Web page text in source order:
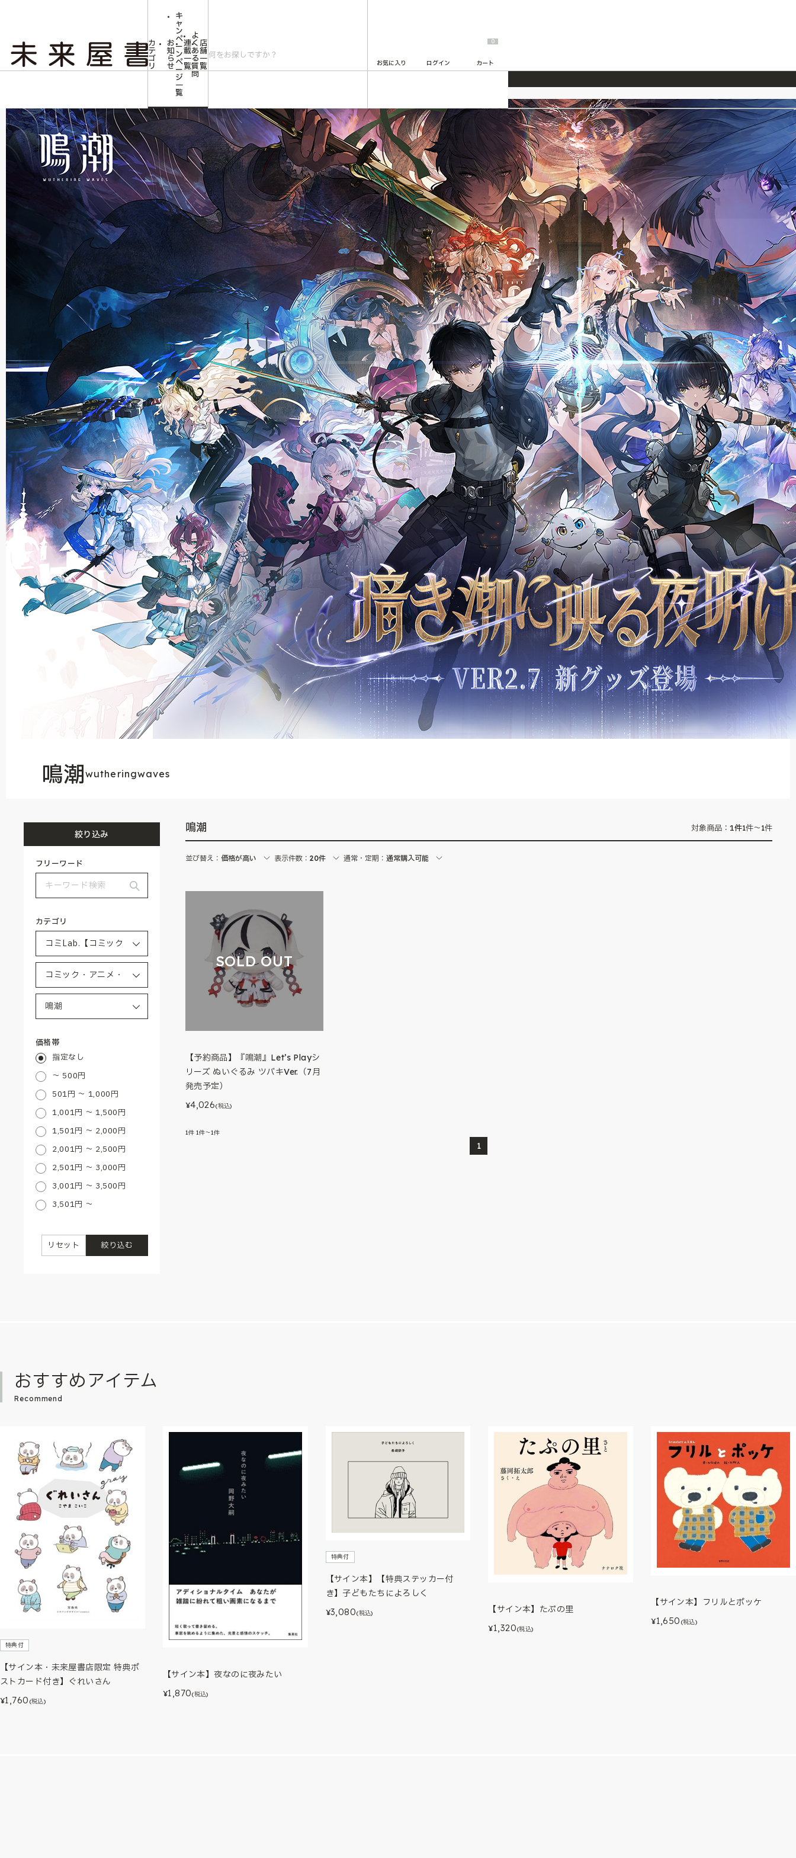
2026/7/23 『ONE PIECE magazine 021 ONE PIECEカード付き同梱版』発売延期のご案内
カ
テ
ゴ
リ
お
知
ら
せ
キ
ャ
ン
ペ
ー
ン
ペ
ー
ジ
一
覧
連
載
一
覧
よ
く
あ
る
質
問
店
舗
一
覧
お気に入り ログイン
0
カート
コミック・アニメ・ゲーム雑貨
鳴潮wutheringwaves
絞り込み
フリーワード
カテゴリ
価格帯
指定なし
～ 500円
501円 ～ 1,000円
1,001円 ～ 1,500円
1,501円 ～ 2,000円
2,001円 ～ 2,500円
2,501円 ～ 3,000円
3,001円 ～ 3,500円
3,501円 ～
絞り込む
リセット
鳴潮 対象商品： 1件1件～1件
並び替え： 価格が高い 表示件数： 20件 通常・定期： 通常購入可能
SOLD OUT
【予約商品】『鳴潮』Let’s Playシ
リーズ ぬいぐるみ ツバキVer.（7月
発売予定）
¥4,026(税込)
1件 1件～1件
1
おすすめアイテム
Recommend
特典付
【サイン本・未来屋書店限定 特典ポ
ストカード付き】ぐれいさん
¥1,760 (税込)
【サイン本】夜なのに夜みたい
¥1,870(税込)
特典付
【サイン本】【特典ステッカー付
き】子どもたちによろしく
¥3,080(税込) 【サイン本】たぷの里
¥1,320(税込)
【サイン本】フリルとポッケ
¥1,650 (税込)